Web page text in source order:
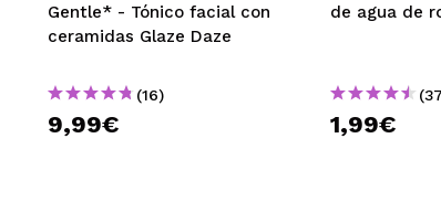
Gentle* - Tónico facial con
ceramidas Glaze Daze
(16)
9,99€
de agua de
1,99€